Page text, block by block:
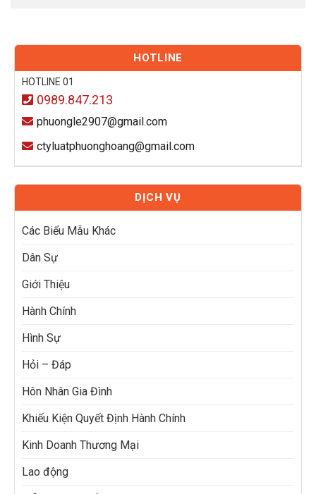
HOTLINE
HOTLINE 01
0989.847.213
phuongle2907@gmail.com
ctyluatphuonghoang@gmail.com
DỊCH VỤ
Các Biểu Mẫu Khác
Dân Sự
Giới Thiệu
Hành Chính
Hình Sự
Hỏi – Đáp
Hôn Nhân Gia Đình
Khiếu Kiện Quyết Định Hành Chính
Kinh Doanh Thương Mại
Lao động